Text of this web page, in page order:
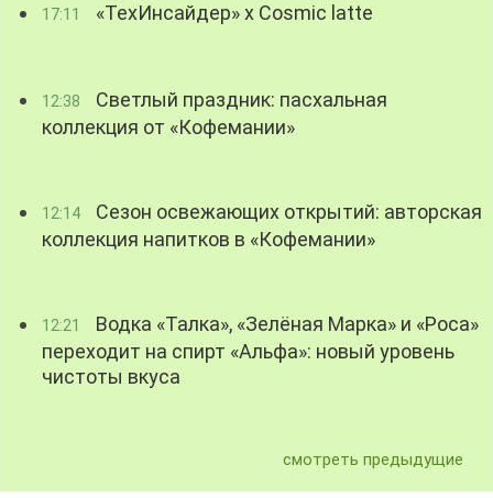
17:11 «ТехИнсайдер» х Cosmic latte
12:38
Светлый праздник: пасхальная
коллекция от «Кофемании»
12:14
Сезон освежающих открытий: авторская
коллекция напитков в «Кофемании»
12:21
Водка «Талка», «Зелёная Марка» и «Роса»
переходит на спирт «Альфа»: новый уровень
чистоты вкуса
смотреть предыдущие